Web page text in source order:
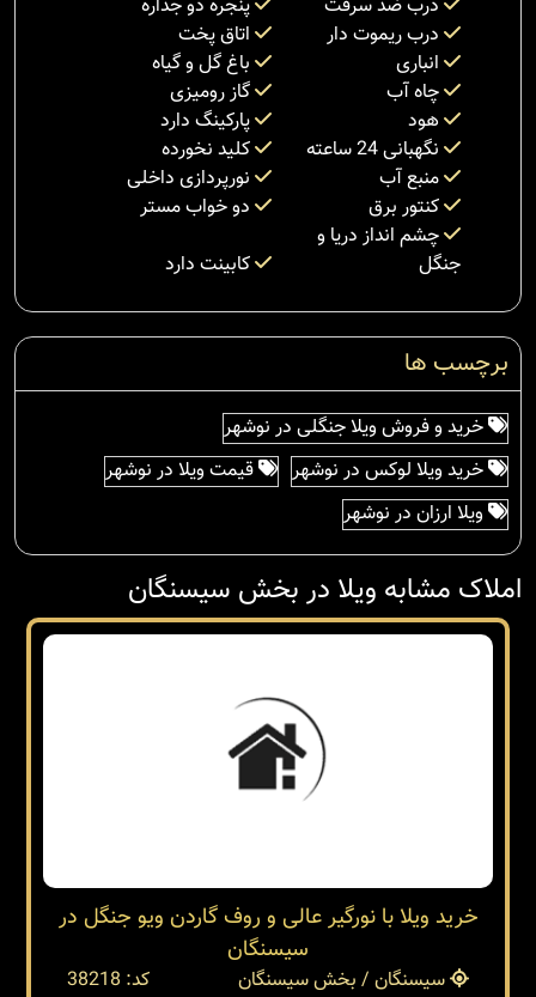
درب ضد سرقت
پنجره دو جداره
درب ریموت دار
اتاق پخت
انباری
باغ گل و گیاه
چاه آب
گاز رومیزی
هود
پارکینگ دارد
نگهبانی 24 ساعته
کلید نخورده
منبع آب
نورپردازی داخلی
کنتور برق
دو خواب مستر
چشم انداز دریا و
جنگل
کابینت دارد
برچسب ها
خرید و فروش ویلا جنگلی در نوشهر
خرید ویلا لوکس در نوشهر
قیمت ویلا در نوشهر
ویلا ارزان در نوشهر
املاک مشابه ویلا در بخش سیسنگان
خرید ویلا با نورگیر عالی و روف گاردن ویو جنگل در
سیسنگان
سیسنگان / بخش سیسنگان
کد: 38218